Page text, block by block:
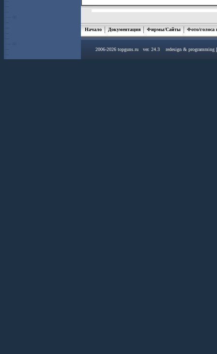
Начало Документация Фирмы/Сайты Фото/голоса
2006-2026 topguns.ru ver. 24.3 redesign & programming